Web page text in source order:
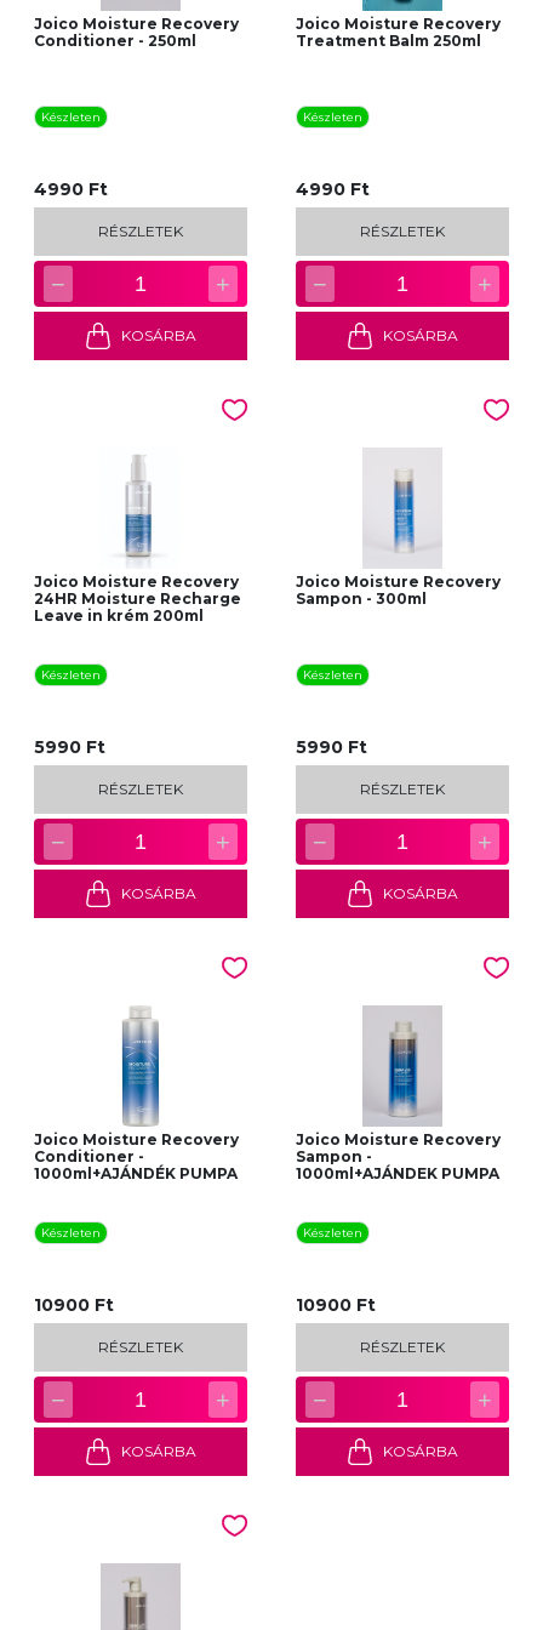
Joico Moisture Recovery
Conditioner - 250ml
Készleten
4990 Ft
RÉSZLETEK
− 1 +
KOSÁRBA
Joico Moisture Recovery
Treatment Balm 250ml
Készleten
4990 Ft
RÉSZLETEK
− 1 +
KOSÁRBA
Joico Moisture Recovery
24HR Moisture Recharge
Leave in krém 200ml
Készleten
5990 Ft
RÉSZLETEK
− 1 +
KOSÁRBA
Joico Moisture Recovery
Sampon - 300ml
Készleten
5990 Ft
RÉSZLETEK
− 1 +
KOSÁRBA
Joico Moisture Recovery
Conditioner -
1000ml+AJÁNDÉK PUMPA
Készleten
10900 Ft
RÉSZLETEK
− 1 +
KOSÁRBA
Joico Moisture Recovery
Sampon -
1000ml+AJÁNDEK PUMPA
Készleten
10900 Ft
RÉSZLETEK
− 1 +
KOSÁRBA